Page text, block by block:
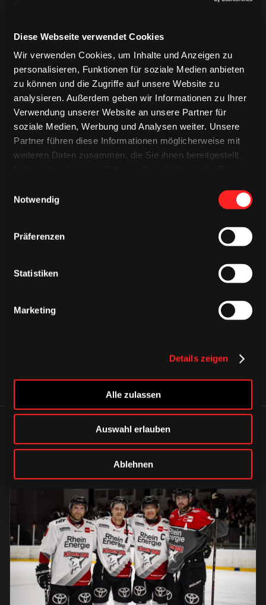
Diese Webseite verwendet Cookies
Wir verwenden Cookies, um Inhalte und Anzeigen zu
personalisieren, Funktionen für soziale Medien anbieten
zu können und die Zugriffe auf unsere Website zu
analysieren. Außerdem geben wir Informationen zu Ihrer
Verwendung unserer Website an unsere Partner für
soziale Medien, Werbung und Analysen weiter. Unsere
Partner führen diese Informationen möglicherweise mit
weiteren Daten zusammen, die Sie ihnen bereitgestellt
Notwendig
Präferenzen
Statistiken
Marketing
Details zeigen
Alle zulassen
Auswahl erlauben
Ablehnen
TRIKOTS
TRIKOTS
TRIKOTS
ÄHNLICHE NEWS